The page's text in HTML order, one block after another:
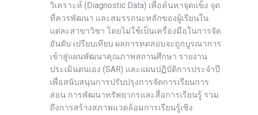
วิเคราะห์ (Diagnostic Data) เพื่อค้นหาจุดแข็ง จุด
ที่ควรพัฒนา และสมรรถนะหลักของผู้เรียนใน
แต่ละสาขาวิชา โดยไม่ใช้เป็นเครื่องมือในการจัด
อันดับ เปรียบเทียบ ผลการทดสอบจะถูกบูรณาการ
เข้าสู่แผนพัฒนาคุณภาพสถานศึกษา รายงาน
ประเมินตนเอง (SAR) และแผนปฏิบัติการประจำปี
เพื่อสนับสนุนการปรับปรุงการจัดการเรียนการ
สอน การพัฒนาทรัพยากรและสื่อการเรียนรู้ รวม
ถึงการสร้างสภาพแวดล้อมการเรียนรู้เชิง